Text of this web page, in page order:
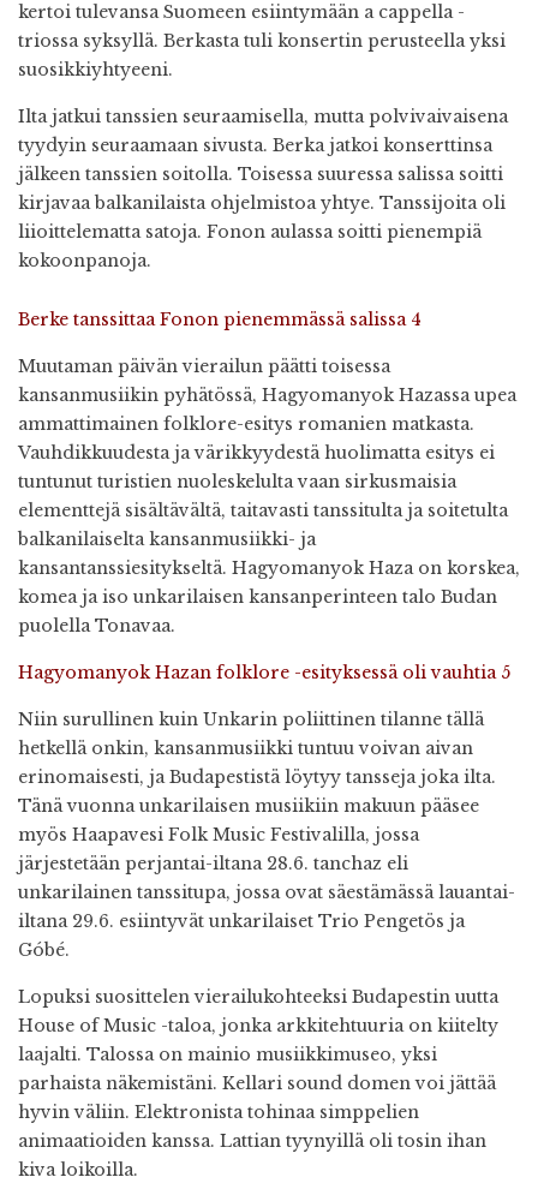
kertoi tulevansa Suomeen esiintymään a cappella -
triossa syksyllä. Berkasta tuli konsertin perusteella yksi
suosikkiyhtyeeni.
Ilta jatkui tanssien seuraamisella, mutta polvivaivaisena
tyydyin seuraamaan sivusta. Berka jatkoi konserttinsa
jälkeen tanssien soitolla. Toisessa suuressa salissa soitti
kirjavaa balkanilaista ohjelmistoa yhtye. Tanssijoita oli
liioittelematta satoja. Fonon aulassa soitti pienempiä
kokoonpanoja.
Berke tanssittaa Fonon pienemmässä salissa 4
Muutaman päivän vierailun päätti toisessa
kansanmusiikin pyhätössä, Hagyomanyok Hazassa upea
ammattimainen folklore-esitys romanien matkasta.
Vauhdikkuudesta ja värikkyydestä huolimatta esitys ei
tuntunut turistien nuoleskelulta vaan sirkusmaisia
elementtejä sisältävältä, taitavasti tanssitulta ja soitetulta
balkanilaiselta kansanmusiikki- ja
kansantanssiesitykseltä. Hagyomanyok Haza on korskea,
komea ja iso unkarilaisen kansanperinteen talo Budan
puolella Tonavaa.
Hagyomanyok Hazan folklore -esityksessä oli vauhtia 5
Niin surullinen kuin Unkarin poliittinen tilanne tällä
hetkellä onkin, kansanmusiikki tuntuu voivan aivan
erinomaisesti, ja Budapestistä löytyy tansseja joka ilta.
Tänä vuonna unkarilaisen musiikiin makuun pääsee
myös Haapavesi Folk Music Festivalilla, jossa
järjestetään perjantai-iltana 28.6. tanchaz eli
unkarilainen tanssitupa, jossa ovat säestämässä lauantai-
iltana 29.6. esiintyvät unkarilaiset Trio Pengetös ja
Góbé.
Lopuksi suosittelen vierailukohteeksi Budapestin uutta
House of Music -taloa, jonka arkkitehtuuria on kiitelty
laajalti. Talossa on mainio musiikkimuseo, yksi
parhaista näkemistäni. Kellari sound domen voi jättää
hyvin väliin. Elektronista tohinaa simppelien
animaatioiden kanssa. Lattian tyynyillä oli tosin ihan
kiva loikoilla.